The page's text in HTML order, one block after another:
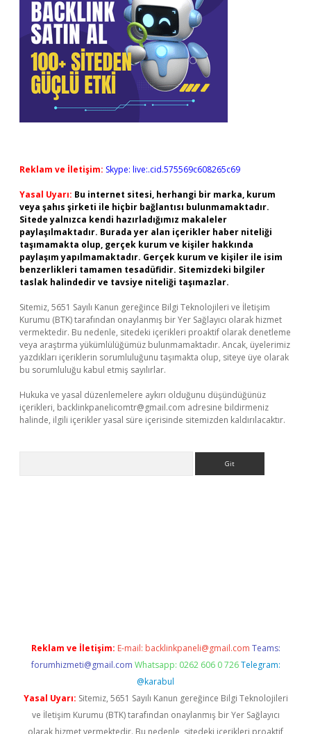
Reklam ve İletişim: Skype: live:.cid.575569c608265c69
Yasal Uyarı: Bu internet sitesi, herhangi bir marka, kurum
veya şahıs şirketi ile hiçbir bağlantısı bulunmamaktadır.
Sitede yalnızca kendi hazırladığımız makaleler
paylaşılmaktadır. Burada yer alan içerikler haber niteliği
taşımamakta olup, gerçek kurum ve kişiler hakkında
paylaşım yapılmamaktadır. Gerçek kurum ve kişiler ile isim
benzerlikleri tamamen tesadüfidir. Sitemizdeki bilgiler
taslak halindedir ve tavsiye niteliği taşımazlar.
Sitemiz, 5651 Sayılı Kanun gereğince Bilgi Teknolojileri ve İletişim
Kurumu (BTK) tarafından onaylanmış bir Yer Sağlayıcı olarak hizmet
vermektedir. Bu nedenle, sitedeki içerikleri proaktif olarak denetleme
veya araştırma yükümlülüğümüz bulunmamaktadır. Ancak, üyelerimiz
yazdıkları içeriklerin sorumluluğunu taşımakta olup, siteye üye olarak
bu sorumluluğu kabul etmiş sayılırlar.
Hukuka ve yasal düzenlemelere aykırı olduğunu düşündüğünüz
içerikleri, backlinkpanelicomtr@gmail.com adresine bildirmeniz
halinde, ilgili içerikler yasal süre içerisinde sitemizden kaldırılacaktır.
Reklam ve İletişim: E-mail: backlinkpaneli@gmail.com Teams:
forumhizmeti@gmail.com Whatsapp: 0262 606 0 726 Telegram:
@karabul
Yasal Uyarı: Sitemiz, 5651 Sayılı Kanun gereğince Bilgi Teknolojileri
ve İletişim Kurumu (BTK) tarafından onaylanmış bir Yer Sağlayıcı
olarak hizmet vermektedir. Bu nedenle, sitedeki içerikleri proaktif